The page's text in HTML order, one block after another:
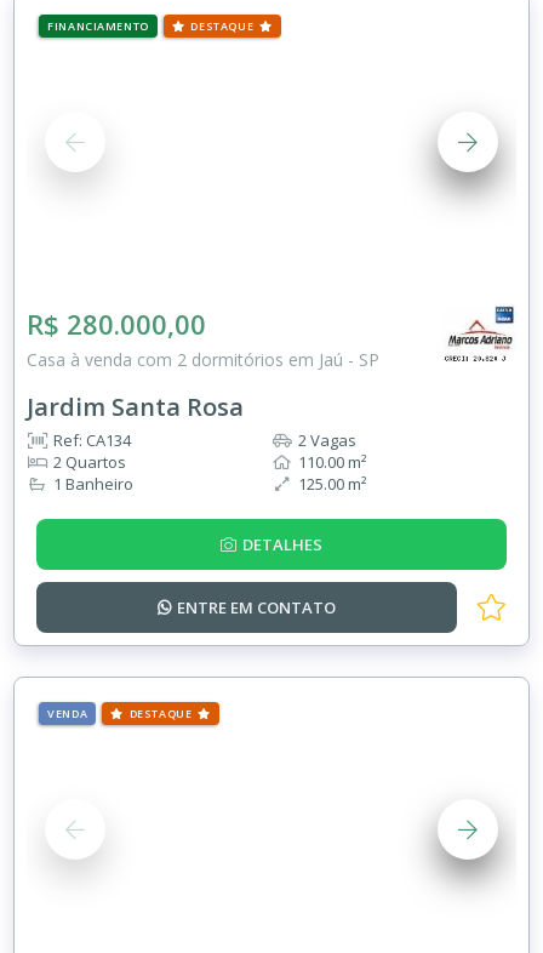
FINANCIAMENTO DESTAQUE
R$ 280.000,00
Casa à venda com 2 dormitórios em Jaú - SP
Jardim Santa Rosa
Ref: CA134
2 Quartos
1 Banheiro
2 Vagas
110.00 m²
125.00 m²
DETALHES
ENTRE EM CONTATO
VENDA DESTAQUE